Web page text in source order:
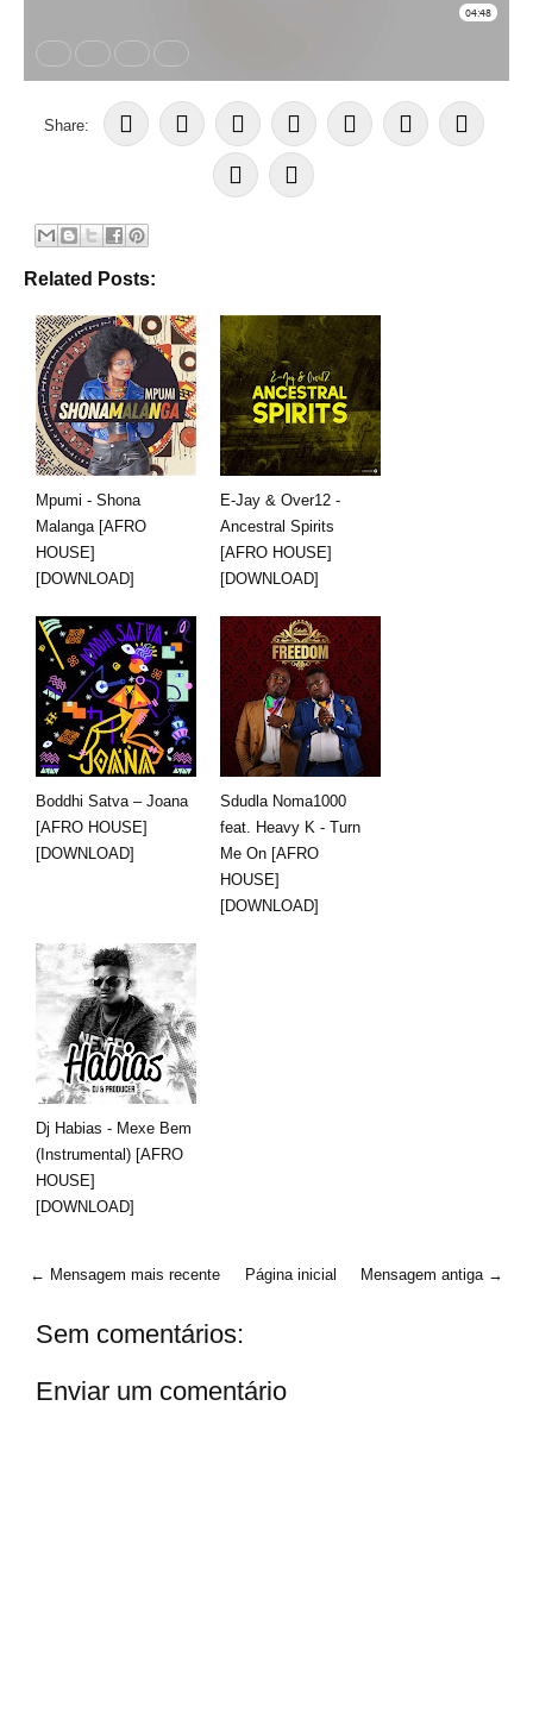
Share:
Related Posts:
Mpumi - Shona
Malanga [AFRO
HOUSE]
[DOWNLOAD]
E-Jay & Over12 -
Ancestral Spirits
[AFRO HOUSE]
[DOWNLOAD]
Boddhi Satva – Joana
[AFRO HOUSE]
[DOWNLOAD]
Sdudla Noma1000
feat. Heavy K - Turn
Me On [AFRO
HOUSE]
[DOWNLOAD]
Dj Habias - Mexe Bem
(Instrumental) [AFRO
HOUSE]
[DOWNLOAD]
← Mensagem mais recente Mensagem antiga →
Página inicial
Sem comentários:
Enviar um comentário